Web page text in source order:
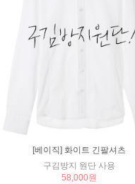
[베이직] 화이트 긴팔셔츠
구김방지 원단 사용
58,000원